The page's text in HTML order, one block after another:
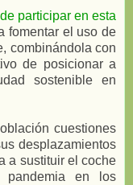
participar en esta
fomentar el uso de
combinándola con
de posicionar a
sostenible en
cuestiones
desplazamientos
a sustituir el coche
en los